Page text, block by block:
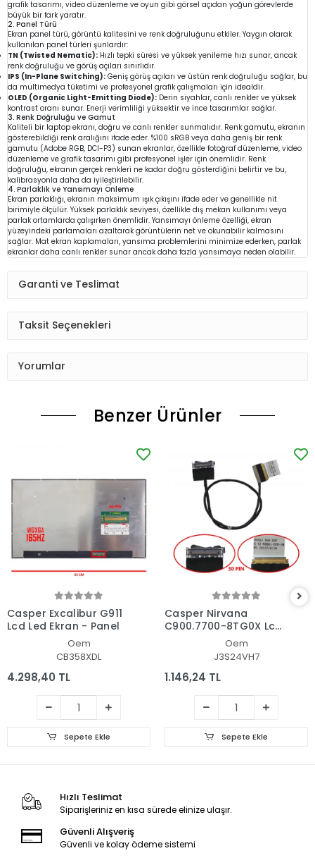
grafik tasarımı, video düzenleme ve oyun gibi görsel açıdan yoğun görevlerde
büyük bir fark yaratır.
2. Panel Türü
Ekran panel türü, görüntü kalitesini ve renk doğruluğunu etkiler. Yaygın olarak
kullanılan panel türleri şunlardır:
TN (Twisted Nematic): Hızlı tepki süresi ve yüksek yenileme hızı sunar, ancak
renk doğruluğu ve görüş açıları sınırlıdır.
IPS (In-Plane Switching): Geniş görüş açıları ve üstün renk doğruluğu sağlar, bu
da multimedya tüketimi ve profesyonel grafik çalışmaları için idealdir.
OLED (Organic Light-Emitting Diode): Derin siyahlar, canlı renkler ve yüksek
kontrast oranı sunar. Enerji verimliliği yüksektir ve ince tasarımlar sağlar.
3. Renk Doğruluğu ve Gamut
Kaliteli bir laptop ekranı, doğru ve canlı renkler sunmalıdır. Renk gamutu, ekranın
gösterebildiği renk aralığını ifade eder. %100 sRGB veya daha geniş bir renk
gamutu (Adobe RGB, DCI-P3) sunan ekranlar, özellikle fotoğraf düzenleme, video
düzenleme ve grafik tasarımı gibi profesyonel işler için önemlidir. Renk
doğruluğu, ekranın gerçek renkleri ne kadar doğru gösterdiğini belirtir ve bu,
kalibrasyonla daha da iyileştirilebilir.
4. Parlaklık ve Yansımayı Önleme
Ekran parlaklığı, ekranın maksimum ışık çıkışını ifade eder ve genellikle nit
birimiyle ölçülür. Yüksek parlaklık seviyesi, özellikle dış mekan kullanımı veya
parlak ortamlarda çalışırken önemlidir. Yansımayı önleme özelliği, ekran
yüzeyindeki parlamaları azaltarak görüntülerin net ve okunabilir kalmasını
sağlar. Mat ekran kaplamaları, yansıma problemlerini minimize ederken, parlak
ekranlar daha canlı renkler sunar ancak daha fazla yansımaya neden olabilir.
Garanti ve Teslimat
Taksit Seçenekleri
Yorumlar
Benzer Ürünler
Casper Excalibur G911
Lcd Led Ekran - Panel
Oem
CB358XDL
4.298,40 TL
Sepete Ekle
Casper Nirvana
C900.7700-8TG0X Lcd
- Ekran Data Flex
Oem
J3S24VH7
1.146,24 TL
Sepete Ekle
Hızlı Teslimat
Siparişleriniz en kısa sürede elinize ulaşır.
Güvenli Alışveriş
Güvenli ve kolay ödeme sistemi